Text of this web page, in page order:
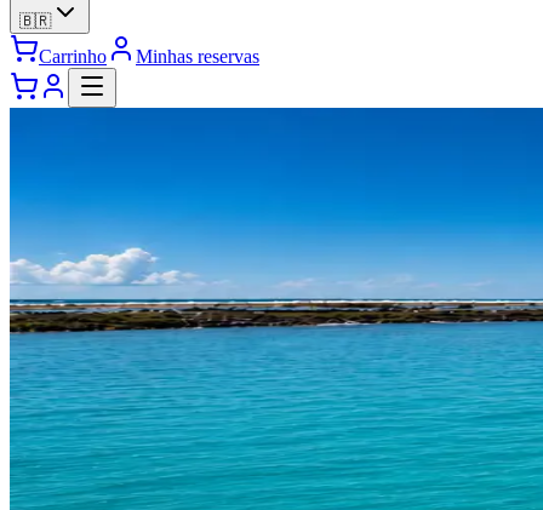
🇧🇷
Carrinho Minhas reservas